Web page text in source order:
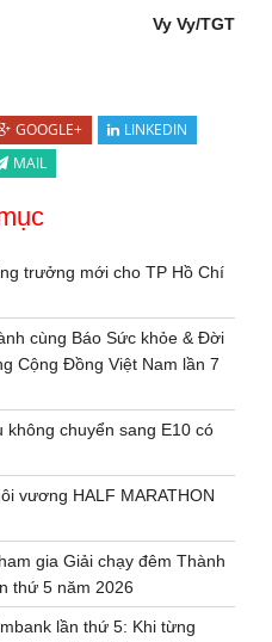
Vy Vy/TGT
GOOGLE+
LINKEDIN
MAIL
trưởng mới cho TP Hồ Chí
cùng Báo Sức khỏe & Đời
Cộng Đồng Việt Nam lần 7
chuyển sang E10 có
vương HALF MARATHON
gia Giải chạy đêm Thành
thứ 5 năm 2026
lần thứ 5: Khi từng